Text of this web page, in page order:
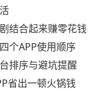
结合起来赚零花钱
个APP使用顺序
排序与避坑提醒
省出一顿火锅钱